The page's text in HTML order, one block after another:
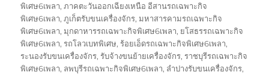
พิเศษ6เพลา,ภาคตะวันออกเฉียงเหนือ อีสานรถเฉพาะกิจ
พิเศษ6เพลา,ภูเก็ตรับขนเครื่องจักร,มหาสารคามรถเฉพาะกิจ
พิเศษ6เพลา,มุกดาหารรถเฉพาะกิจพิเศษ6เพลา, ยโสธรรถเฉพาะกิจ
พิเศษ6เพลา,รถโลวเบทพิเศษ,ร้อยเอ็ดรถเฉพาะกิจพิเศษ6เพลา,
ระนองรับขนเครื่องจักร,รับจ้างขนย้ายเครื่องจักร,ราชบุรีรถเฉพาะกิจ
พิเศษ6เพลา, ลพบุรีรถเฉพาะกิจพิเศษ6เพลา, ลำปางรับขนเครื่องจักร,